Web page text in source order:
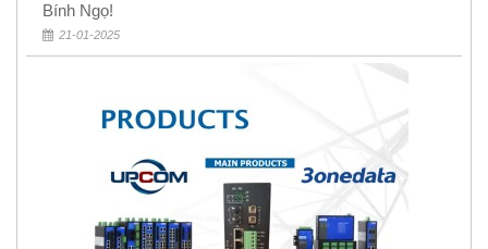
Bính Ngọ!
21-01-2025